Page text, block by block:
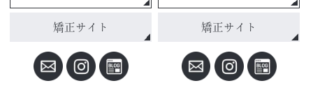
矯正サイト 矯正サイト